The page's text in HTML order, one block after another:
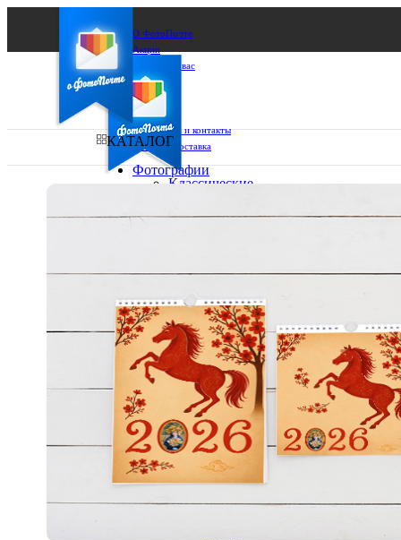
О ФотоПочте
Акции
Сделаем за вас
Бизнесу
FAQ
Франшиза
Поддержка и контакты
Оплата и доставка
КАТАЛОГ
Фотографии
Классические
10х10
15х20
20х30
30х30
30х40
А4
Фото
рамке
10х10
10×15
13×18
15×15
15×20
20×20